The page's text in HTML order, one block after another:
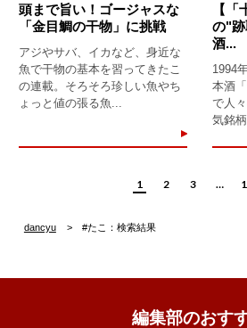
頭まで旨い！ゴージャスな
「金目鯛の干物」に挑戦
アジやサバ、イカなど、身近な
魚で干物の基本を習ってきたこ
の連載。そろそろ珍しい魚やち
ょっと値の張る魚...
【
の"
酒...
1994
本酒
で人
気銘
1 2 3 …
dancyu #たこ：検索結果
編集部のおす